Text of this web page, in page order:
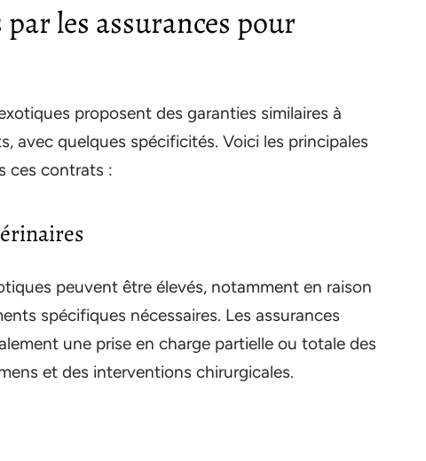
les assurances pour
proposent des garanties similaires à
avec quelques spécificités. Voici les principales
ces contrats :
peuvent être élevés, notamment en raison
spécifiques nécessaires. Les assurances
une prise en charge partielle ou totale des
et des interventions chirurgicales.